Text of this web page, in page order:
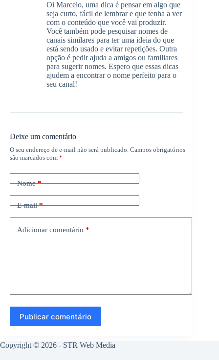
Oi Marcelo, uma dica é pensar em algo que
seja curto, fácil de lembrar e que tenha a ver
com o conteúdo que você vai produzir.
Você também pode pesquisar nomes de
canais similares para ter uma ideia do que
está sendo usado e evitar repetições. Outra
opção é pedir ajuda a amigos ou familiares
para sugerir nomes. Espero que essas dicas
ajudem a encontrar o nome perfeito para o
seu canal!
Deixe um comentário
O seu endereço de e-mail não será publicado. Campos obrigatórios
são marcados com *
Nome*
E-mail*
Adicionar comentário *
Publicar comentário
Copyright © 2026 - STR Web Media